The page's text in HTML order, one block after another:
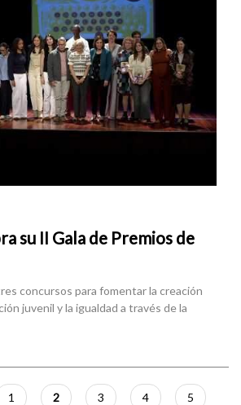
su II Gala de Premios de
concursos para fomentar la creación
juvenil y la igualdad a través de la
Página
1
Página
2 Página
3 Página
4 Página
5